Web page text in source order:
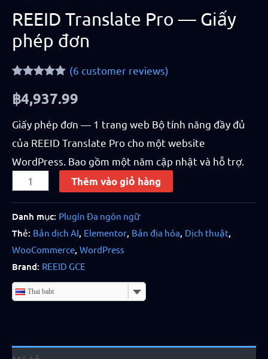
REEID Translate Pro — Giấy
phép đơn
out of 5
based on
ratings
(6 customer reviews)
฿4,937.99
Giấy phép đơn — 1 trang web Bộ tính năng đầy đủ
của REEID Translate Pro cho một website
WordPress. Bao gồm một năm cập nhật và hỗ trợ.
Thêm vào giỏ hàng
Danh mục: Plugin Đa ngôn ngữ
Thẻ: Bản dịch AI, Elementor, Bản địa hóa, Dịch thuật,
WooCommerce, WordPress
Brand: REEID GCE
Thai baht